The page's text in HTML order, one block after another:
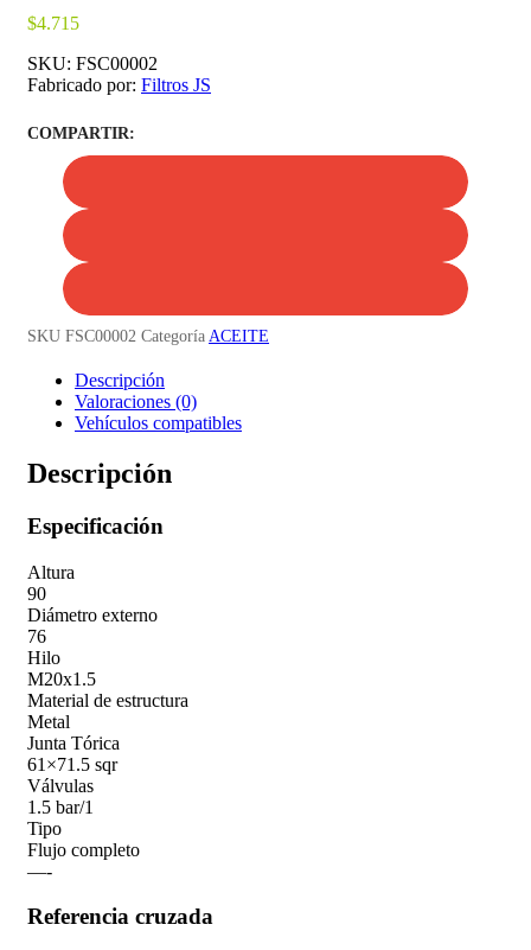
$4.715
SKU: FSC00002
Fabricado por: Filtros JS
COMPARTIR:
SKU FSC00002 Categoría ACEITE
Descripción
Valoraciones (0)
Vehículos compatibles
Descripción
Especificación
Altura
90
Diámetro externo
76
Hilo
M20x1.5
Material de estructura
Metal
Junta Tórica
61×71.5 sqr
Válvulas
1.5 bar/1
Tipo
Flujo completo
—-
Referencia cruzada